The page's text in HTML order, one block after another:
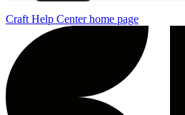
Craft Help Centerhome page